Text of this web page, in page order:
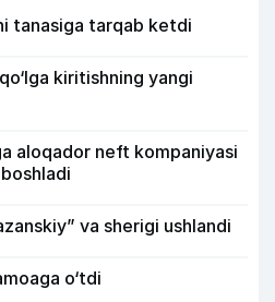
tanasiga tarqab ketdi
kiritishning yangi
aloqador neft kompaniyasi
va sherigi ushlandi
o‘tdi